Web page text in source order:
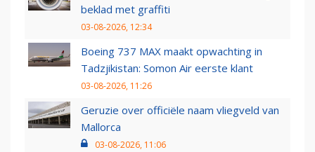
beklad met graffiti
03-08-2026, 12:34
Boeing 737 MAX maakt opwachting in
Tadzjikistan: Somon Air eerste klant
03-08-2026, 11:26
Geruzie over officiële naam vliegveld van
Mallorca
03-08-2026, 11:06